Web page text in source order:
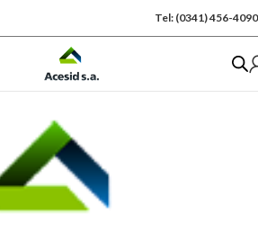
Tel: (0341) 456-4090